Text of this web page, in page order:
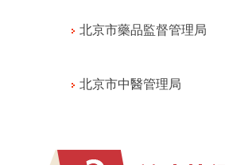
北京市藥品監督管理局
北京市中醫管理局